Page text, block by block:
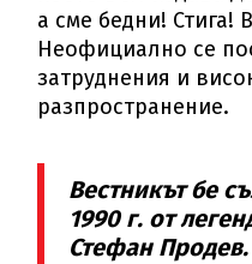
а сме бедни! Стига!
Неофициално се
затруднения и
разпространение.
Вестникът бе
1990 г. от
Стефан